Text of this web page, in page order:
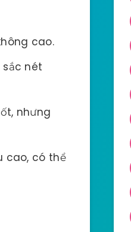
cao.
nét
nhưng
cao, có thể